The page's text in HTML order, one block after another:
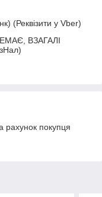
(Реквізити у Vber)
ВЗАГАЛІ
рахунок покупця